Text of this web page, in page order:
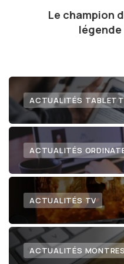
Le champion
légende
ACTUALITÉS
ACTUALITÉS
ACTUALITÉS TV
ACTUALITÉS